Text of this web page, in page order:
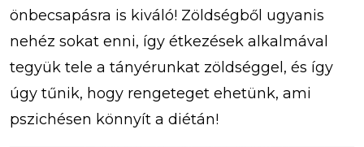
önbecsapásra is kiváló! Zöldségből ugyanis
nehéz sokat enni, így étkezések alkalmával
tegyük tele a tányérunkat zöldséggel, és így
úgy tűnik, hogy rengeteget ehetünk, ami
pszichésen könnyít a diétán!